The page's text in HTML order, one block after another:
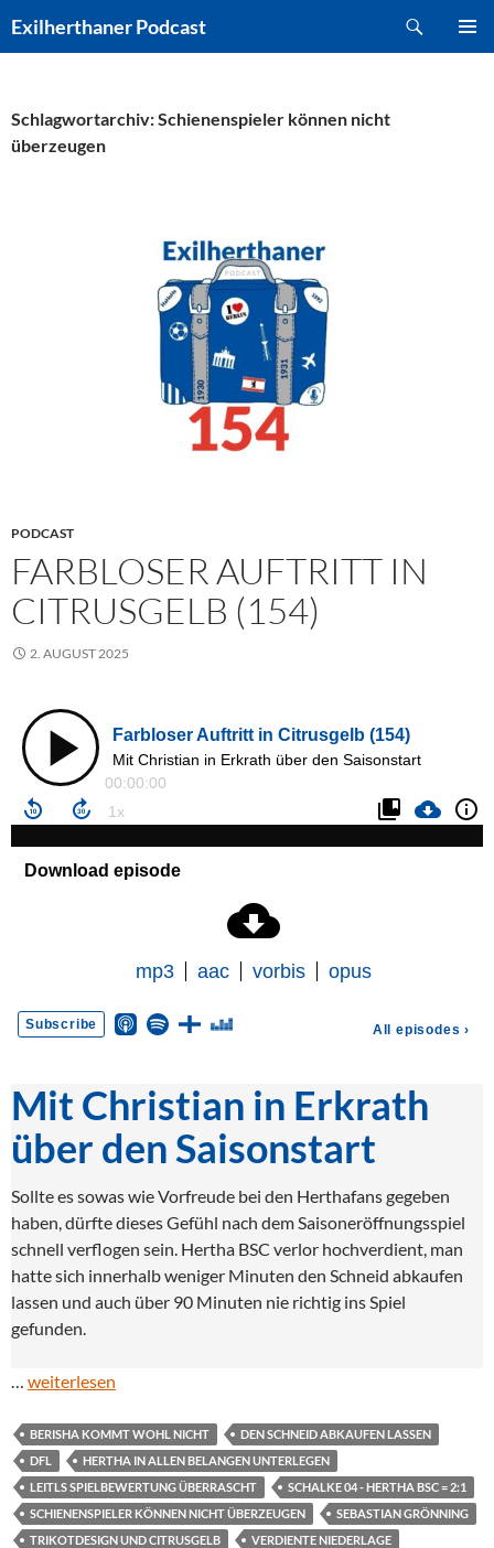
Inhalt
Exilherthaner Podcast
Schlagwortarchiv: Schienenspieler können nicht
überzeugen
PODCAST
FARBLOSER AUFTRITT IN
CITRUSGELB (154)
2. AUGUST 2025
Mit Christian in Erkrath
über den Saisonstart
Sollte es sowas wie Vorfreude bei den Herthafans gegeben
haben, dürfte dieses Gefühl nach dem Saisoneröffnungsspiel
schnell verflogen sein. Hertha BSC verlor hochverdient, man
hatte sich innerhalb weniger Minuten den Schneid abkaufen
lassen und auch über 90 Minuten nie richtig ins Spiel
gefunden.
… weiterlesen
BERISHA KOMMT WOHL NICHT
DEN SCHNEID ABKAUFEN LASSEN
DFL
HERTHA IN ALLEN BELANGEN UNTERLEGEN
LEITLS SPIELBEWERTUNG ÜBERRASCHT
SCHALKE 04 - HERTHA BSC = 2:1
SCHIENENSPIELER KÖNNEN NICHT ÜBERZEUGEN
SEBASTIAN GRÖNNING
TRIKOTDESIGN UND CITRUSGELB
VERDIENTE NIEDERLAGE